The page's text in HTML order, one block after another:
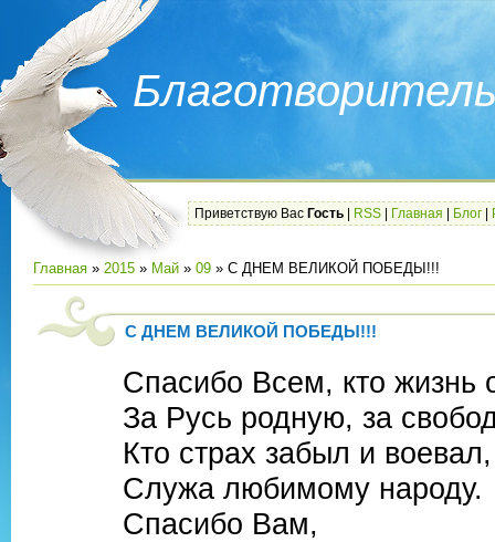
Приветствую Вас Гость RSS Главная Блог
Главная » 2015 » Май » 09 » C ДНЕМ ВЕЛИКОЙ ПОБЕДЫ!!!
C ДНЕМ ВЕЛИКОЙ ПОБЕДЫ!!!
Спасибо Всем, кто жизнь
За Русь родную, за
Кто страх забыл и воевал,
Служа любимому народу.
Спасибо Вам,